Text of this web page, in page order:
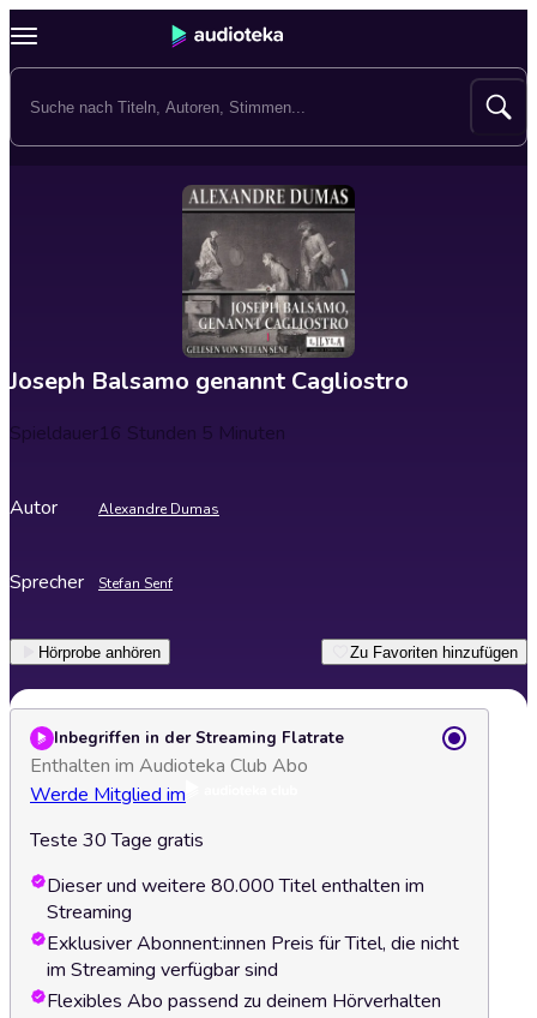
Joseph Balsamo genannt Cagliostro
Spieldauer16 Stunden 5 Minuten
Autor Alexandre Dumas
Sprecher Stefan Senf
Hörprobe anhören Zu Favoriten hinzufügen
Inbegriffen in der Streaming Flatrate
Enthalten im Audioteka Club Abo
Werde Mitglied im
Teste 30 Tage gratis
Dieser und weitere 80.000 Titel enthalten im
Streaming
Exklusiver Abonnent:innen Preis für Titel, die nicht
im Streaming verfügbar sind
Flexibles Abo passend zu deinem Hörverhalten